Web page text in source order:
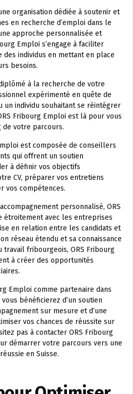
organisation dédiée à soutenir et
en recherche d’emploi dans le
approche personnalisée et
Emploi s’engage à faciliter
individus en mettant en place
besoins.
à la recherche de votre
expérimenté en quête de
individu souhaitant se réintégrer
Fribourg Emploi est là pour vous
de votre parcours.
est composée de conseillers
qui offrent un soutien
à définir vos objectifs
CV, préparer vos entretiens
vos compétences.
personnalisé, ORS
étroitement avec les entreprises
en relation entre les candidats et
réseau étendu et sa connaissance
travail fribourgeois, ORS Fribourg
à créer des opportunités
Emploi comme partenaire dans
bénéficierez d’un soutien
sur mesure et d’une
vos chances de réussite sur
pas à contacter ORS Fribourg
démarrer votre parcours vers une
en Suisse.